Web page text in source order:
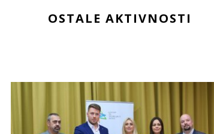
OSTALE AKTIVNOSTI